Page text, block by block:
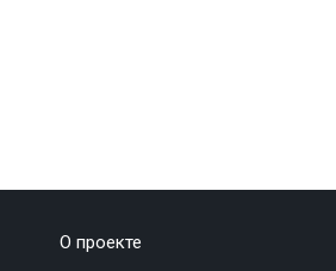
О проекте